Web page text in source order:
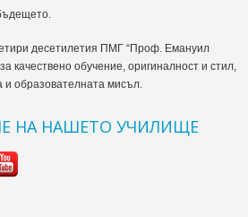
десетилетия ПМГ “Проф. Емануил
качествено обучение, оригиналност и стил,
и образователната мисъл.
НА НАШЕТО УЧИЛИЩЕ